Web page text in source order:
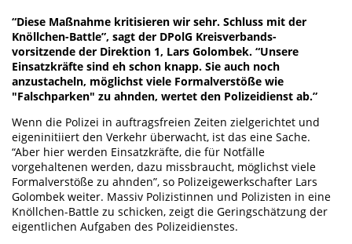
“Diese Maßnahme kritisieren wir sehr. Schluss mit der
Knöllchen-Battle”, sagt der DPolG Kreisverbands-
vorsitzende der Direktion 1, Lars Golombek. “Unsere
Einsatzkräfte sind eh schon knapp. Sie auch noch
anzustacheln, möglichst viele Formalverstöße wie
"Falschparken" zu ahnden, wertet den Polizeidienst ab.”
Wenn die Polizei in auftragsfreien Zeiten zielgerichtet und
eigeninitiiert den Verkehr überwacht, ist das eine Sache.
“Aber hier werden Einsatzkräfte, die für Notfälle
vorgehaltenen werden, dazu missbraucht, möglichst viele
Formalverstöße zu ahnden”, so Polizeigewerkschafter Lars
Golombek weiter. Massiv Polizistinnen und Polizisten in eine
Knöllchen-Battle zu schicken, zeigt die Geringschätzung der
eigentlichen Aufgaben des Polizeidienstes.